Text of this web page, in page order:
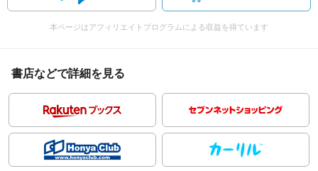
本ページはアフィリエイトプログラムによる収益を得ています
書店などで詳細を見る